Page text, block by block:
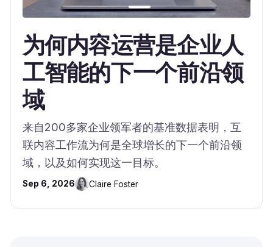
为何内容运营是企业人
工智能的下一个前沿领
域
来自200多家企业领军者的基准数据表明，互
联内容工作流为何是全球增长的下一个前沿领
域，以及如何实现这一目标。
Sep 6, 2026 Claire Foster